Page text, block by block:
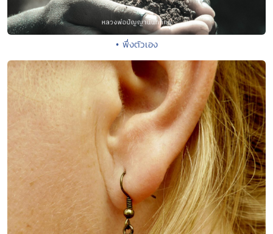
• พึ่งตัวเอง